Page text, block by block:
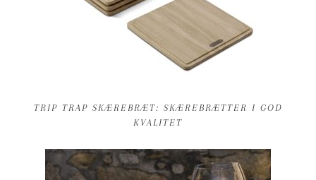
TRIP TRAP SKÆREBRÆT: SKÆREBRÆTTER I GOD
KVALITET